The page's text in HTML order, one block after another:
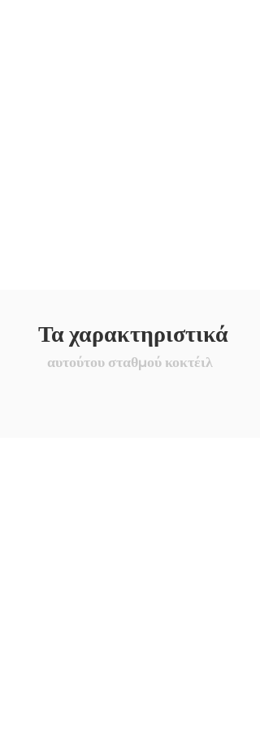
Τα χαρακτηριστικά
αυτούτου σταθμού κοκτέιλ